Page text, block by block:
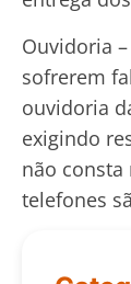
Ouvidoria
sofrerem
ouvidoria
exigindo
não consta
telefones